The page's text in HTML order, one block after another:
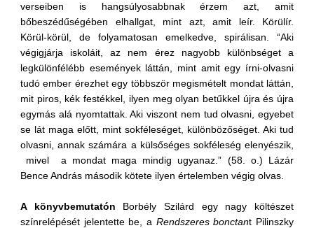
verseiben is hangsúlyosabbnak érzem azt, amit
bőbeszédűségében elhallgat, mint azt, amit leír. Körülír.
Körül-körül, de folyamatosan emelkedve, spirálisan. “Aki
végigjárja iskoláit, az nem érez nagyobb különbséget a
legkülönfélébb események láttán, mint amit egy írni-olvasni
tudó ember érezhet egy többször megismételt mondat láttán,
mit piros, kék festékkel, ilyen meg olyan betűkkel újra és újra
egymás alá nyomtattak. Aki viszont nem tud olvasni, egyebet
se lát maga előtt, mint sokféleséget, különbözőséget. Aki tud
olvasni, annak számára a külsőséges sokféleség elenyészik,
mivel a mondat maga mindig ugyanaz.” (58. o.) Lázár
Bence András második kötete ilyen értelemben végig olvas.
A könyvbemutatón Borbély Szilárd egy nagy költészet
színrelépését jelentette be, a Rendszeres bonctant Pilinszky